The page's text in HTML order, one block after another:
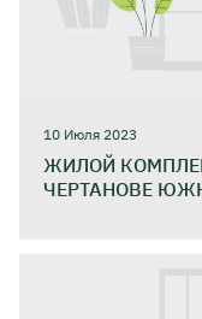
10 Июля 2023
ЖИЛОЙ
ЧЕРТАНОВЕ